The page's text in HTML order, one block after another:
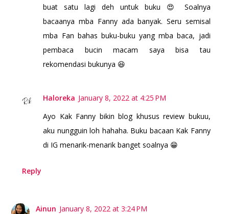
buat satu lagi deh untuk buku 😍 Soalnya
bacaanya mba Fanny ada banyak. Seru semisal
mba Fan bahas buku-buku yang mba baca, jadi
pembaca bucin macam saya bisa tau
rekomendasi bukunya 😆
Haloreka January 8, 2022 at 4:25 PM
Ayo Kak Fanny bikin blog khusus review bukuu,
aku nungguin loh hahaha. Buku bacaan Kak Fanny
di IG menarik-menarik banget soalnya 😁
Reply
Ainun January 8, 2022 at 3:24 PM